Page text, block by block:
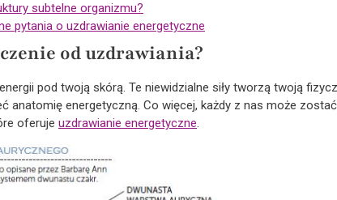
subtelne organizmu?
pytania o uzdrawianie energetyczne
od uzdrawiania?
pod twoją skórą. Te niewidzialne siły tworzą twoją
anatomię energetyczną. Co więcej, każdy z nas może
oferuje uzdrawianie energetyczne.